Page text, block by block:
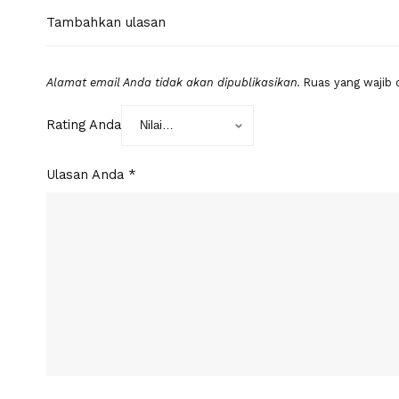
Tambahkan ulasan
Alamat email Anda tidak akan dipublikasikan. Ruas yang wajib
Rating Anda
Ulasan Anda *